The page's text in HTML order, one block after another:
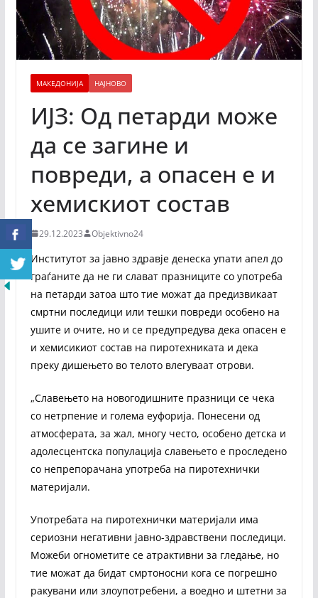
МАКЕДОНИЈА НАЈНОВО
ИЈЗ: Од петарди може
да се загине и
повреди, а опасен е и
хемискиот состав
29.12.2023 Objektivno24
Институтот за јавно здравје денеска упати апел до
граѓаните да не ги слават празниците со употреба
на петарди затоа што тие можат да предизвикаат
смртни последици или тешки повреди особено на
ушите и очите, но и се предупредува дека опасен е
и хемисикиот состав на пиротехниката и дека
преку дишењето во телото влегуваат отрови.
„Славењето на новогодишните празници се чека
со нетрпение и голема еуфорија. Понесени од
атмосферата, за жал, многу често, особено детска и
адолесцентска популација славењето е проследено
со непрепорачана употреба на пиротехнички
материјали.
Употребата на пиротехнички материјали има
сериозни негативни јавно-здравствени последици.
Можеби огнометите се атрактивни за гледање, но
тие можат да бидат смртоносни кога се погрешно
ракувани или злоупотребени, а воедно и штетни за